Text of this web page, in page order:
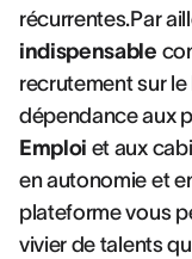
récurrentes.Par
indispensable
recrutement sur
dépendance aux
Emploi et aux
en autonomie et
plateforme vous
vivier de talents